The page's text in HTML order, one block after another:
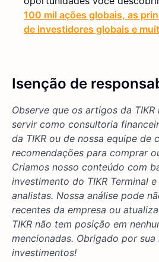
100 mil ações globais, as
de investidores globais e
Isenção de
Observe que os artigos da TIKR
servir como consultoria
da TIKR ou de nossa equipe de
recomendações para comprar
Criamos nosso conteúdo com
investimento do TIKR Terminal
analistas. Nossa análise pode
recentes da empresa ou
TIKR não tem posição em
mencionadas. Obrigado por
investimentos!